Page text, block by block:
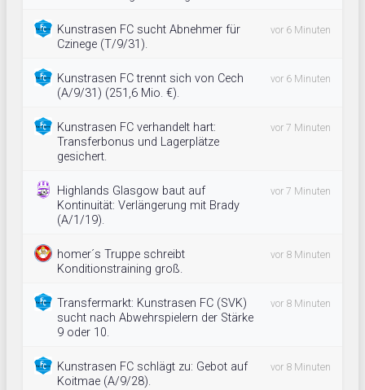
Kunstrasen FC sucht Abnehmer für
Czinege (T/9/31).
vor 6 Minuten
Kunstrasen FC trennt sich von Cech
(A/9/31) (251,6 Mio. €).
vor 6 Minuten
Kunstrasen FC verhandelt hart:
Transferbonus und Lagerplätze
gesichert.
vor 7 Minuten
Highlands Glasgow baut auf
Kontinuität: Verlängerung mit Brady
(A/1/19).
vor 7 Minuten
homer´s Truppe schreibt
Konditionstraining groß.
vor 8 Minuten
Transfermarkt: Kunstrasen FC (SVK)
sucht nach Abwehrspielern der Stärke
9 oder 10.
vor 8 Minuten
Kunstrasen FC schlägt zu: Gebot auf
Koitmae (A/9/28).
vor 8 Minuten